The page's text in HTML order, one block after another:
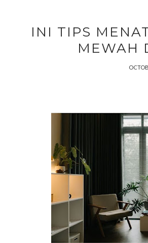
INI TIPS
MEWAH